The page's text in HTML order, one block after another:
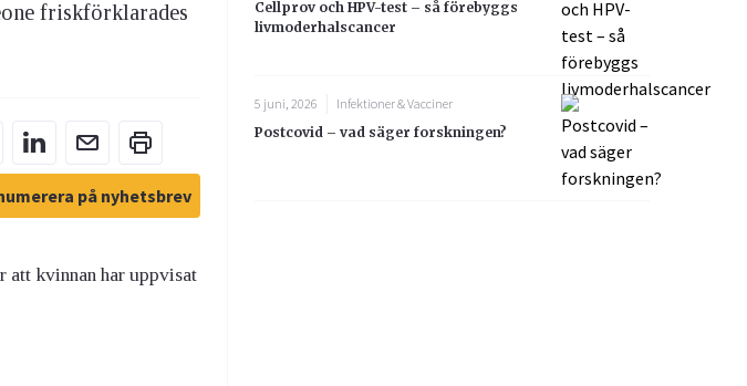
friskförklarades
på nyhetsbrev
att kvinnan har uppvisat
Cellprov och HPV-test – så förebyggs
livmoderhalscancer
5 juni, 2026
Infektioner & Vacciner
Postcovid – vad säger forskningen?